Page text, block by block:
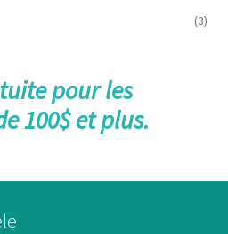
(3)
pour les
100$ et plus.